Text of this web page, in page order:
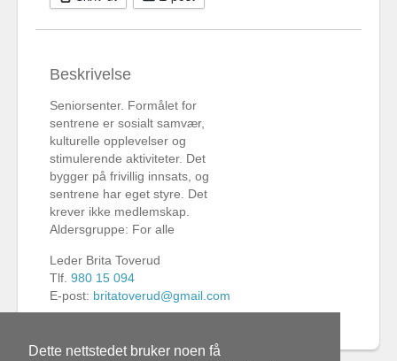
Dette nettstedet bruker noen få
Beskrivelse
Seniorsenter. Formålet for
sentrene er sosialt samvær,
kulturelle opplevelser og
stimulerende aktiviteter. Det
bygger på frivillig innsats, og
sentrene har eget styre. Det
krever ikke medlemskap.
Aldersgruppe: For alle
Leder Brita Toverud
Tlf. 980 15 094
E-post: britatoverud@gmail.com